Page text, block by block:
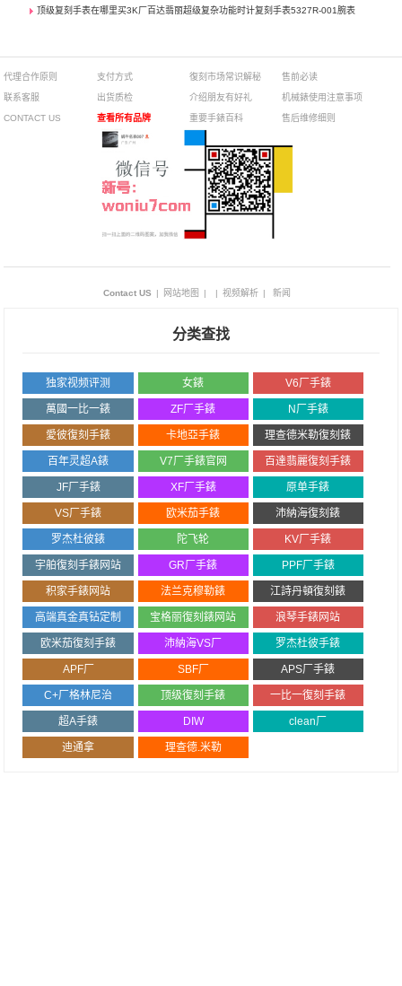
顶级复刻手表在哪里买3K厂百达翡丽超级复杂功能时计复刻手表5327R-001腕表
代理合作原则
联系客服
CONTACT US
支付方式
出货质检
查看所有品牌
復刻市场常识解秘
介绍朋友有好礼
重要手錶百科
售前必读
机械錶使用注意事项
售后维修细则
Contact US | 网站地图 | | 视频解析 | 新闻
分类查找
独家视频评测 女錶 V6厂手錶
萬國一比一錶 ZF厂手錶 N厂手錶
愛彼復刻手錶 卡地亞手錶 理查德米勒復刻錶
百年灵超A錶 V7厂手錶官网 百達翡麗復刻手錶
JF厂手錶 XF厂手錶 原单手錶
VS厂手錶 欧米茄手錶 沛納海復刻錶
罗杰杜彼錶 陀飞轮 KV厂手錶
宇舶復刻手錶网站 GR厂手錶 PPF厂手錶
积家手錶网站 法兰克穆勒錶 江詩丹頓復刻錶
高端真金真钻定制 宝格丽復刻錶网站 浪琴手錶网站
欧米茄復刻手錶 沛納海VS厂 罗杰杜彼手錶
APF厂 SBF厂 APS厂手錶
C+厂格林尼治 顶级復刻手錶 一比一復刻手錶
超A手錶 DIW clean厂
迪通拿 理查德.米勒